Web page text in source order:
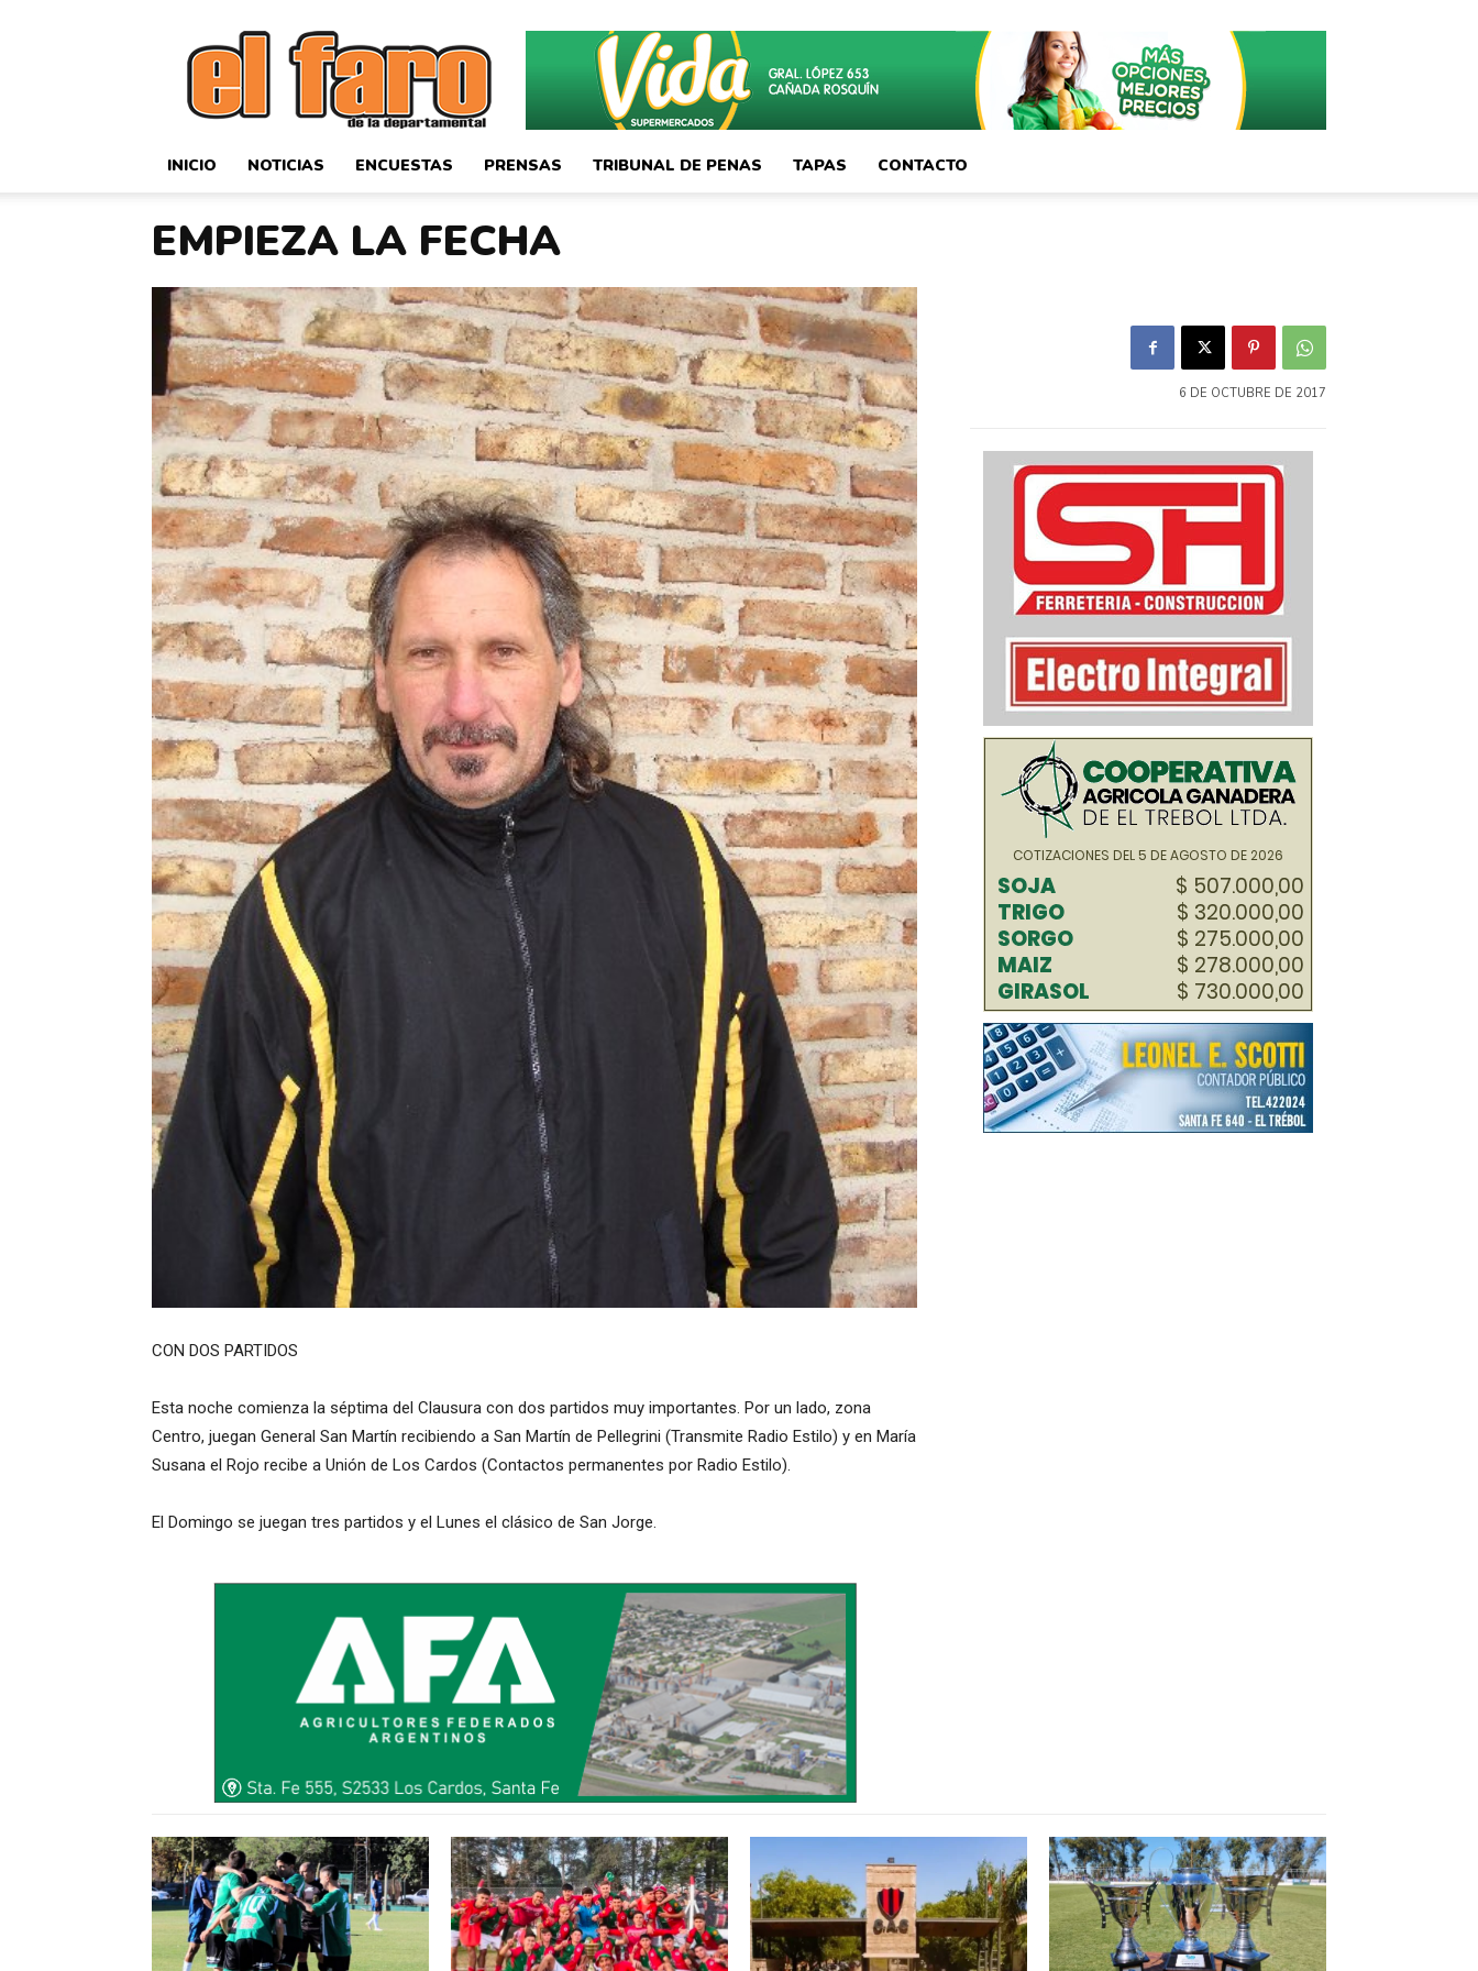
El
Faro
Deportivo
INICIO NOTICIAS ENCUESTAS PRENSAS TRIBUNAL DE PENAS TAPAS CONTACTO
EMPIEZA LA FECHA
CON DOS PARTIDOS
Esta noche comienza la séptima del Clausura con dos partidos muy importantes. Por un lado, zona
Centro, juegan General San Martín recibiendo a San Martín de Pellegrini (Transmite Radio Estilo) y en María
Susana el Rojo recibe a Unión de Los Cardos (Contactos permanentes por Radio Estilo).
El Domingo se juegan tres partidos y el Lunes el clásico de San Jorge.
6 DE OCTUBRE DE 2017